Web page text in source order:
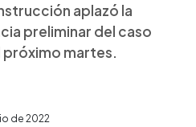
aplazó la
preliminar del caso
próximo martes.
de 2022